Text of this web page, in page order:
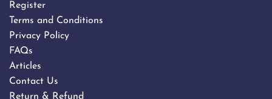
Register
Terms and Conditions
Privacy Policy
FAQs
Articles
Contact Us
Return & Refund